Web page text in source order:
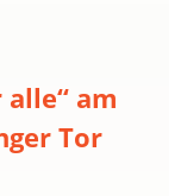
am
Tor